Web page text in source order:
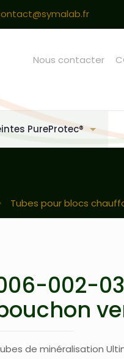
PureProtec®
Nous contacter
Tubes pour blocs
002-
de minéralisation